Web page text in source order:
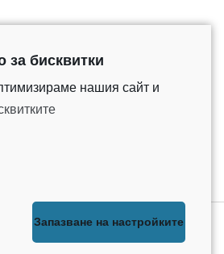
за бисквитки
нашия сайт и
Запазване на настройките